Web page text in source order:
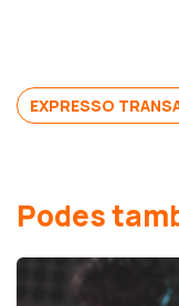
EXPRESSO
Podes